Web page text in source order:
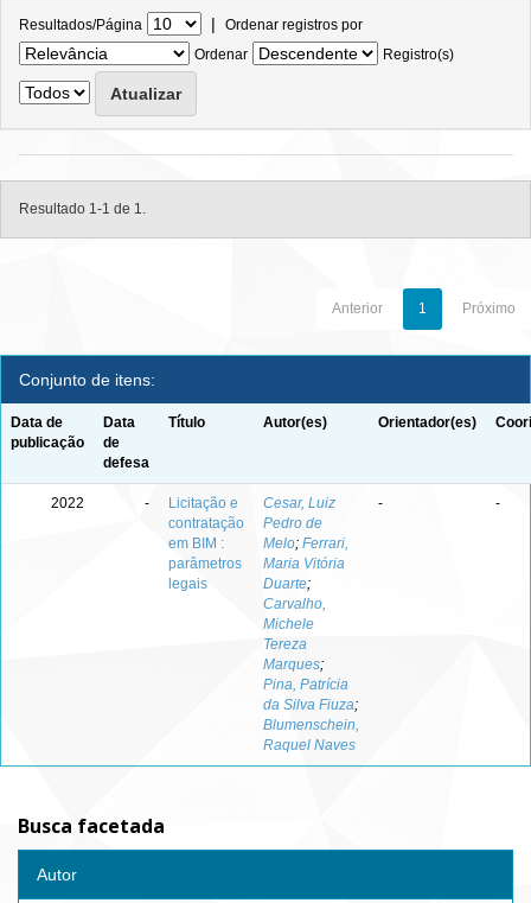
Resultados/Página | Ordenar registros por
Ordenar
Registro(s)
Resultado 1-1 de 1.
Anterior 1 Próximo
Conjunto de itens:
Data de
publicação
Data
de
defesa
Título Autor(es) Orientador(es)
2022 -
Licitação e
contratação
em BIM :
parâmetros
legais
Cesar, Luiz
Pedro de
Melo; Ferrari,
Maria Vitória
Duarte;
Carvalho,
Michele
Tereza
Marques;
Pina, Patrícia
da Silva Fiuza;
Blumenschein,
Raquel Naves
- -
Busca facetada
Autor